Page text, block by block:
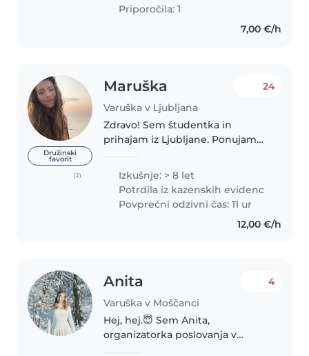
Priporočila: 1
7,00 €/h
Družinski
favorit
(2)
Maruška
Varuška v Ljubljana
24
Zdravo! Sem študentka in
prihajam iz Ljubljane. Ponujam
Ljubljani. Za mano je sedem let
izkušenj varstva otrok različnih
starosti, od malčkov do
najstnikov...
Izkušnje: > 8 let
Potrdila iz kazenskih evidenc
Povprečni odzivni čas: 11 ur
12,00 €/h
Anita
Varuška v Moščanci
4
Hej, hej.😇 Sem Anita,
organizatorka poslovanja v